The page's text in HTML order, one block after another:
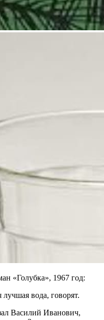
«Голубка», 1967 год:
вода, говорят.
Василий Иванович,